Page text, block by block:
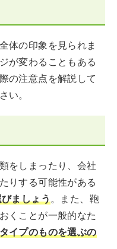
体の印象を見られま
が変わることもある
の注意点を解説して
い。
をしまったり、会社
りする可能性がある
ましょう。また、鞄
くことが一般的なた
イプのものを選ぶの